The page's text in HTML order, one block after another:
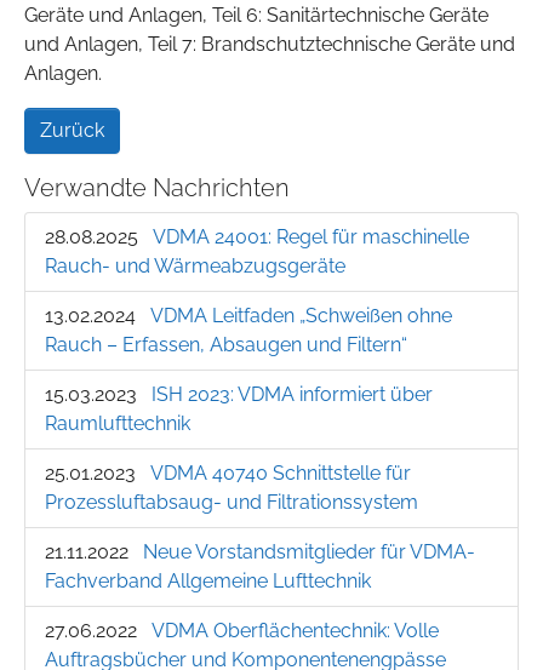
Geräte und Anlagen, Teil 6: Sanitärtechnische Geräte
und Anlagen, Teil 7: Brandschutztechnische Geräte und
Anlagen.
Zurück
Verwandte Nachrichten
28.08.2025
VDMA 24001: Regel für maschinelle
Rauch- und Wärmeabzugsgeräte
13.02.2024
VDMA Leitfaden „Schweißen ohne
Rauch – Erfassen, Absaugen und Filtern“
15.03.2023
ISH 2023: VDMA informiert über
Raumlufttechnik
25.01.2023
VDMA 40740 Schnittstelle für
Prozessluftabsaug- und Filtrationssystem
21.11.2022
Neue Vorstandsmitglieder für VDMA-
Fachverband Allgemeine Lufttechnik
27.06.2022
VDMA Oberflächentechnik: Volle
Auftragsbücher und Komponentenengpässe